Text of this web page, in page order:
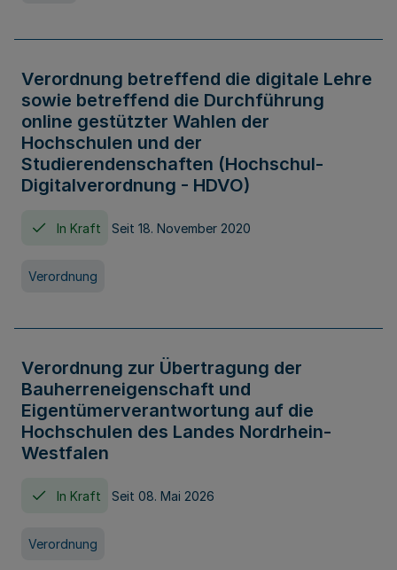
Verordnung betreffend die digitale Lehre
sowie betreffend die Durchführung
online gestützter Wahlen der
Hochschulen und der
Studierendenschaften (Hochschul-
Digitalverordnung - HDVO)
In Kraft Seit 18. November 2020
Verordnung
Verordnung zur Übertragung der
Bauherreneigenschaft und
Eigentümerverantwortung auf die
Hochschulen des Landes Nordrhein-
Westfalen
In Kraft Seit 08. Mai 2026
Verordnung